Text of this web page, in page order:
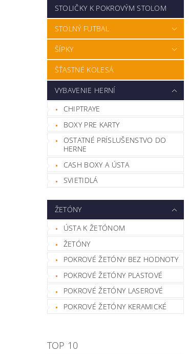
STOLIČKY K POKROVÝM STOLOM
STOLNÝ FUTBAL
ŠÍPKY
ŠŤASTNÉ KOLESÁ
VYBAVENIE HERNÍ
CHIPTRAYE
BOXY PRE KARTY
OSTATNÉ PRÍSLUŠENSTVO DO
HERNE
CASH BOXY A ÚSTA
SVIETIDLÁ
ŽETÓNY
ÚSTA K ŽETÓNOM
ŽETÓNY
POKROVÉ ŽETÓNY BEZ HODNOTY
POKROVÉ ŽETÓNY PLASTOVÉ
POKROVÉ ŽETÓNY LASEROVÉ
POKROVÉ ŽETÓNY KERAMICKÉ
TOP 10